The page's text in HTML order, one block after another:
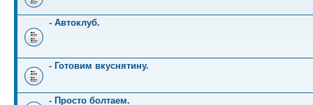
- Автоклуб.
- Готовим вкуснятину.
- Просто болтаем.